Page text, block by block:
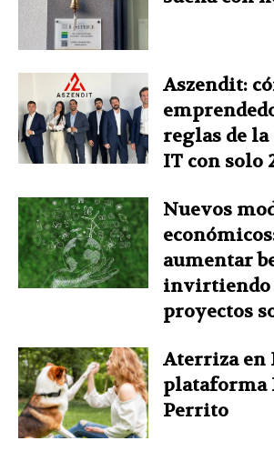
Aszendit:
reglas de
IT con solo
Nuevos
aumentar
invirtiendo
proyectos
Aterriza en
plataforma
Perrito